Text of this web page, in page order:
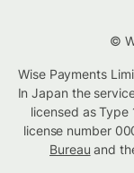
©
Wise Payments
In Japan the
licensed as Type
license number
Bureau and